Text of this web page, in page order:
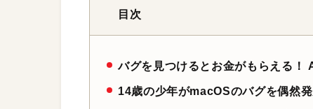
目次
バグを見つけるとお金がもらえる！
14歳の少年がmacOSのバグを偶然